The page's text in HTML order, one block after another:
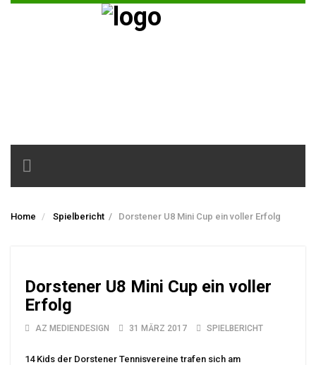
Toggle
navigation
Home Spielbericht / Dorstener U8 Mini Cup ein voller Erfolg
Dorstener U8 Mini Cup ein voller
Erfolg
AZ MEDIENDESIGN 31 MÄRZ 2017 SPIELBERICHT
14 Kids der Dorstener Tennisvereine trafen sich am